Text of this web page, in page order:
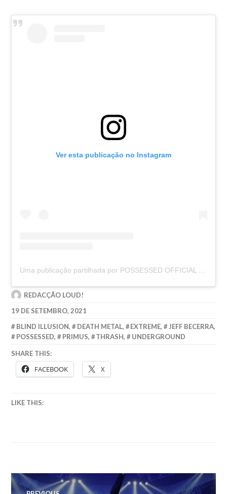
Ver esta publicação no Instagram
Uma publicação partilhada por POSSESSED OFFICIAL INSTAGRAM (@possessed_official)
REDACÇÃO LOUD!
19 DE SETEMBRO, 2021
BLIND ILLUSION, DEATH METAL, EXTREME, JEFF BECERRA,
POSSESSED, PRIMUS, THRASH, UNDERGROUND
SHARE THIS:
FACEBOOK X
LIKE THIS:
Navegação